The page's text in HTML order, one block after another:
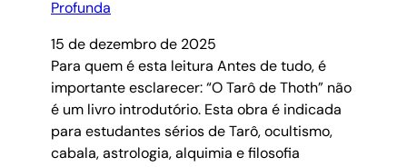
15 de dezembro de 2025
Para quem é esta leitura Antes de tudo, é
importante esclarecer: “O Tarô de Thoth” não
é um livro introdutório. Esta obra é indicada
para estudantes sérios de Tarô, ocultismo,
cabala, astrologia, alquimia e filosofia